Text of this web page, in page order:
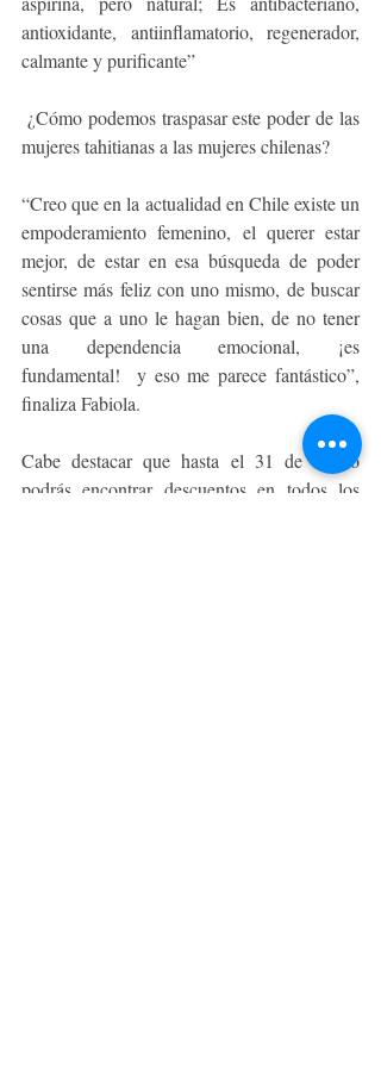
antioxidante, antiinflamatorio, regenerador,
calmante y purificante”
mujeres tahitianas a las mujeres chilenas?
“Creo que en la actualidad en Chile existe un
empoderamiento femenino, el querer estar
mejor, de estar en esa búsqueda de poder
sentirse más feliz con uno mismo, de buscar
cosas que a uno le hagan bien, de no tener
una dependencia emocional, ¡es
fundamental!  y eso me parece fantástico”,
finaliza Fabiola.
Cabe destacar que hasta el 31 de marzo
podrás encontrar descuentos en todos los